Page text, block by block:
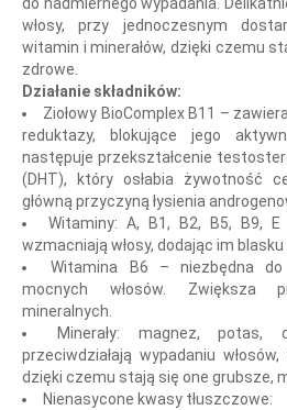
do nadmiernego wypadania.
włosy, przy jednoczesnym
witamin i minerałów, dzięki czemu
zdrowe.
Działanie składników:
Ziołowy BioComplex B11 –
reduktazy, blokujące jego
następuje przekształcenie
(DHT), który osłabia żywotność
główną przyczyną łysienia
Witaminy: A, B1, B2, B5, B9,
wzmacniają włosy, dodając im
Witamina B6 – niezbędna
mocnych włosów. Zwiększa
mineralnych.
Minerały: magnez,
przeciwdziałają wypadaniu
dzięki czemu stają się one grubsze,
Nienasycone kwasy tłuszczowe: